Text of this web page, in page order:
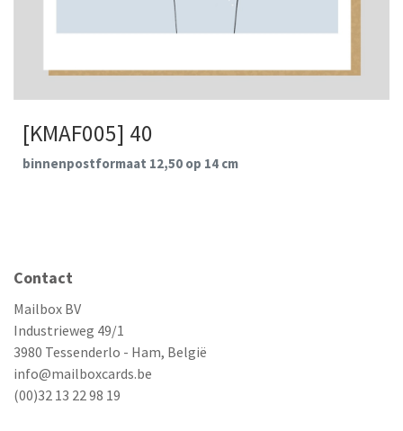
[KMAF005] 40
binnenpostformaat 12,50 op 14 cm
Contact
Mailbox BV
Industrieweg 49/1
3980 Tessenderlo - Ham, België
info@mailboxcards.be
(00)32 13 22 98 19